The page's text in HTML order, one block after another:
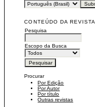
CONTEÚDO DA REVISTA
Pesquisa
Escopo da Busca
Procurar
Por Edição
Por Autor
Por título
Outras revistas